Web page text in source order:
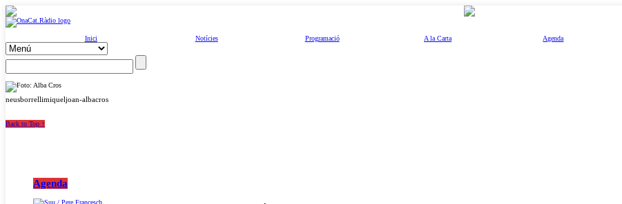
Inici Notícies Programació A la Carta Agenda
neusborrellimiqueljoan-albacros
Back to Top ↑
Agenda